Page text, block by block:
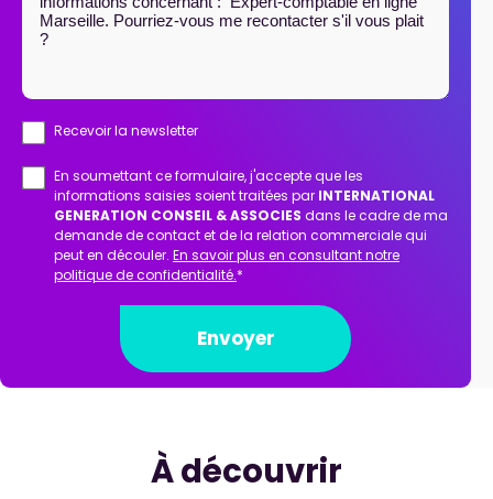
Recevoir la newsletter
En soumettant ce formulaire, j'accepte que les
informations saisies soient traitées par INTERNATIONAL
GENERATION CONSEIL & ASSOCIES dans le cadre de ma
demande de contact et de la relation commerciale qui
peut en découler. En savoir plus en consultant notre
politique de confidentialité.*
À découvrir